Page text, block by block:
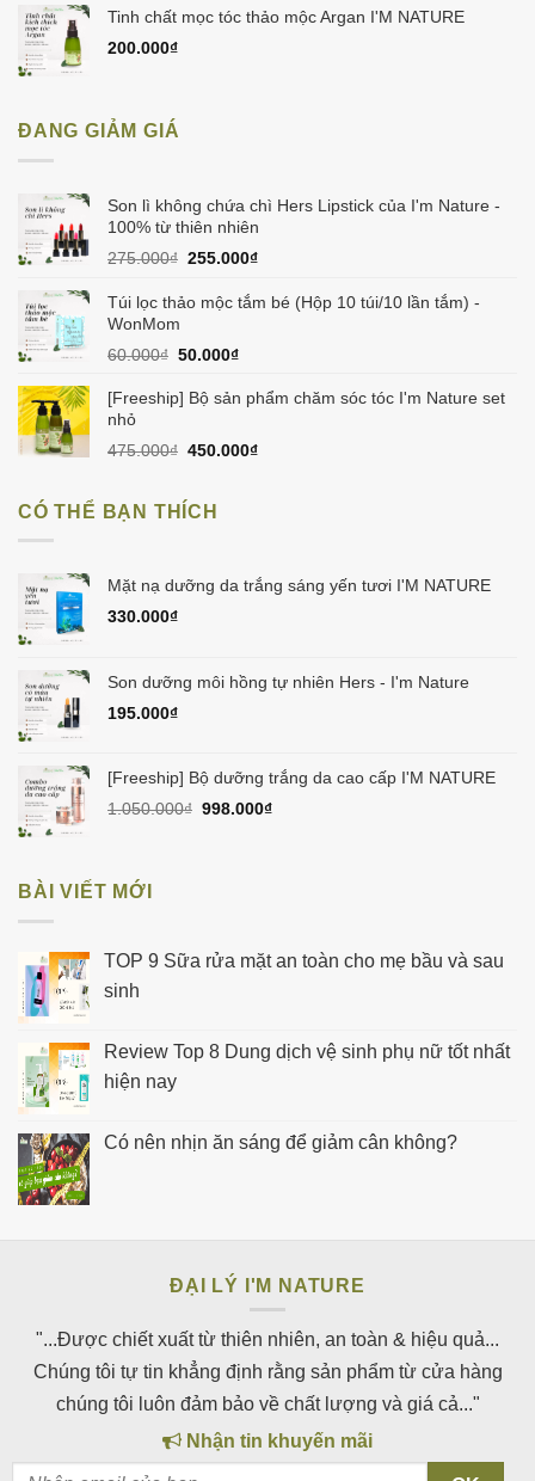
Tinh chất mọc tóc thảo mộc Argan I'M NATURE
200.000₫
ĐANG GIẢM GIÁ
Son lì không chứa chì Hers Lipstick của I'm Nature -
100% từ thiên nhiên
275.000₫ Giá
là:
255.000₫Giá
tại
Túi lọc thảo mộc tắm bé (Hộp 10 túi/10 lần tắm) -
WonMom
60.000₫ Giá
là:
50.000₫Giá
tại
[Freeship] Bộ sản phẩm chăm sóc tóc I'm Nature set
nhỏ
475.000₫ Giá
475.000₫.
450.000₫Giá
CÓ THỂ BẠN THÍCH
Mặt nạ dưỡng da trắng sáng yến tươi I'M NATURE
330.000₫
Son dưỡng môi hồng tự nhiên Hers - I'm Nature
195.000₫
[Freeship] Bộ dưỡng trắng da cao cấp I'M NATURE
1.050.000₫ Giá
998.000₫Giá
BÀI VIẾT MỚI
TOP 9 Sữa rửa mặt an toàn cho mẹ bầu và sau
sinh
Review Top 8 Dung dịch vệ sinh phụ nữ tốt nhất
hiện nay
Có nên nhịn ăn sáng để giảm cân không?
ĐẠI LÝ I'M NATURE
"...Được chiết xuất từ thiên nhiên, an toàn & hiệu quả...
Chúng tôi tự tin khẳng định rằng sản phẩm từ cửa hàng
chúng tôi luôn đảm bảo về chất lượng và giá cả..."
Nhận tin khuyến mãi